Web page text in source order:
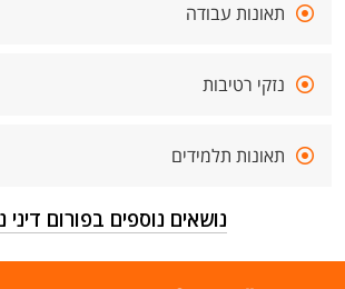
תאונות עבודה
נזקי רטיבות
תאונות תלמידים
נושאים נוספים בפורום דיני